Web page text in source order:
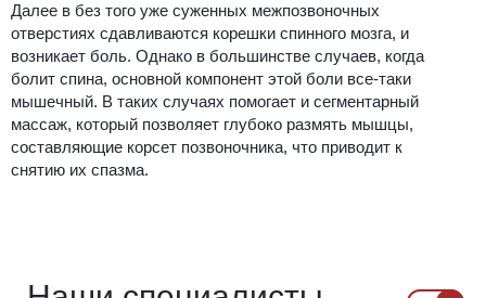
Далее в без того уже суженных межпозвоночных
отверстиях сдавливаются корешки спинного мозга, и
возникает боль. Однако в большинстве случаев, когда
болит спина, основной компонент этой боли все-таки
мышечный. В таких случаях помогает и сегментарный
массаж, который позволяет глубоко размять мышцы,
составляющие корсет позвоночника, что приводит к
снятию их спазма.